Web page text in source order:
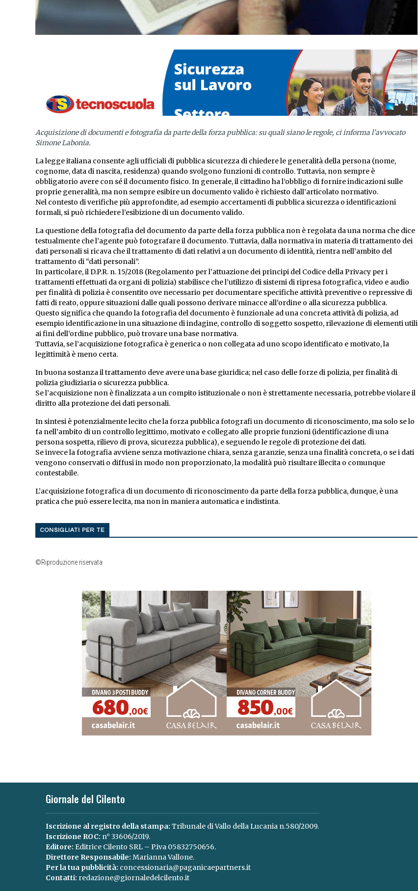
Acquisizione di documenti e fotografia da parte della forza pubblica: su quali siano le regole, ci informa l’avvocato
Simone Labonia.
La legge italiana consente agli ufficiali di pubblica sicurezza di chiedere le generalità della persona (nome,
cognome, data di nascita, residenza) quando svolgono funzioni di controllo. Tuttavia, non sempre è
obbligatorio avere con sé il documento fisico. In generale, il cittadino ha l’obbligo di fornire indicazioni sulle
proprie generalità, ma non sempre esibire un documento valido è richiesto dall’articolato normativo.
Nel contesto di verifiche più approfondite, ad esempio accertamenti di pubblica sicurezza o identificazioni
formali, si può richiedere l’esibizione di un documento valido.
La questione della fotografia del documento da parte della forza pubblica non è regolata da una norma che dice
testualmente che l’agente può fotografare il documento. Tuttavia, dalla normativa in materia di trattamento dei
dati personali si ricava che il trattamento di dati relativi a un documento di identità, rientra nell’ambito del
trattamento di “dati personali”.
In particolare, il D.P.R. n. 15/2018 (Regolamento per l’attuazione dei principi del Codice della Privacy per i
trattamenti effettuati da organi di polizia) stabilisce che l’utilizzo di sistemi di ripresa fotografica, video e audio
per finalità di polizia è consentito ove necessario per documentare specifiche attività preventive o repressive di
fatti di reato, oppure situazioni dalle quali possono derivare minacce all’ordine o alla sicurezza pubblica.
Questo significa che quando la fotografia del documento è funzionale ad una concreta attività di polizia, ad
esempio identificazione in una situazione di indagine, controllo di soggetto sospetto, rilevazione di elementi utili
ai fini dell’ordine pubblico, può trovare una base normativa.
Tuttavia, se l’acquisizione fotografica è generica o non collegata ad uno scopo identificato e motivato, la
legittimità è meno certa.
In buona sostanza il trattamento deve avere una base giuridica; nel caso delle forze di polizia, per finalità di
polizia giudiziaria o sicurezza pubblica.
Se l’acquisizione non è finalizzata a un compito istituzionale o non è strettamente necessaria, potrebbe violare il
diritto alla protezione dei dati personali.
In sintesi è potenzialmente lecito che la forza pubblica fotografi un documento di riconoscimento, ma solo se lo
fa nell’ambito di un controllo legittimo, motivato e collegato alle proprie funzioni (identificazione di una
persona sospetta, rilievo di prova, sicurezza pubblica), e seguendo le regole di protezione dei dati.
Se invece la fotografia avviene senza motivazione chiara, senza garanzie, senza una finalità concreta, o se i dati
vengono conservati o diffusi in modo non proporzionato, la modalità può risultare illecita o comunque
contestabile.
L’acquisizione fotografica di un documento di riconoscimento da parte della forza pubblica, dunque, è una
pratica che può essere lecita, ma non in maniera automatica e indistinta.
CONSIGLIATI PER TE
©Riproduzione riservata
Giornale del Cilento
Iscrizione al registro della stampa: Tribunale di Vallo della Lucania n.580/2009.
Iscrizione ROC: n° 33606/2019.
Editore: Editrice Cilento SRL – P.iva 05832750656.
Direttore Responsabile: Marianna Vallone.
Per la tua pubblicità: concessionaria@paganicaepartners.it
Contatti: redazione@giornaledelcilento.it